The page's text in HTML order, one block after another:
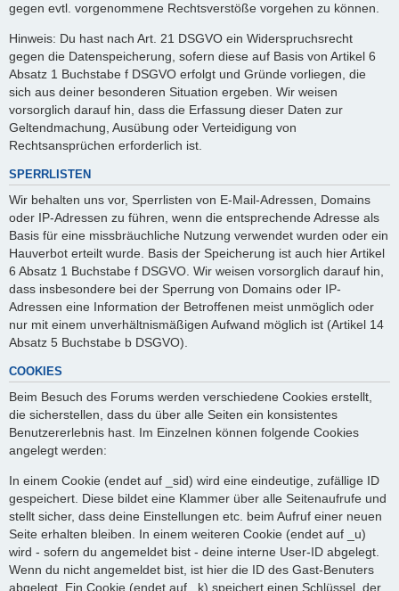
gegen evtl. vorgenommene Rechtsverstöße vorgehen zu können.
Hinweis: Du hast nach Art. 21 DSGVO ein Widerspruchsrecht
gegen die Datenspeicherung, sofern diese auf Basis von Artikel 6
Absatz 1 Buchstabe f DSGVO erfolgt und Gründe vorliegen, die
sich aus deiner besonderen Situation ergeben. Wir weisen
vorsorglich darauf hin, dass die Erfassung dieser Daten zur
Geltendmachung, Ausübung oder Verteidigung von
Rechtsansprüchen erforderlich ist.
SPERRLISTEN
Wir behalten uns vor, Sperrlisten von E-Mail-Adressen, Domains
oder IP-Adressen zu führen, wenn die entsprechende Adresse als
Basis für eine missbräuchliche Nutzung verwendet wurden oder ein
Hauverbot erteilt wurde. Basis der Speicherung ist auch hier Artikel
6 Absatz 1 Buchstabe f DSGVO. Wir weisen vorsorglich darauf hin,
dass insbesondere bei der Sperrung von Domains oder IP-
Adressen eine Information der Betroffenen meist unmöglich oder
nur mit einem unverhältnismäßigen Aufwand möglich ist (Artikel 14
Absatz 5 Buchstabe b DSGVO).
COOKIES
Beim Besuch des Forums werden verschiedene Cookies erstellt,
die sicherstellen, dass du über alle Seiten ein konsistentes
Benutzererlebnis hast. Im Einzelnen können folgende Cookies
angelegt werden:
In einem Cookie (endet auf _sid) wird eine eindeutige, zufällige ID
gespeichert. Diese bildet eine Klammer über alle Seitenaufrufe und
stellt sicher, dass deine Einstellungen etc. beim Aufruf einer neuen
Seite erhalten bleiben. In einem weiteren Cookie (endet auf _u)
wird - sofern du angemeldet bist - deine interne User-ID abgelegt.
Wenn du nicht angemeldet bist, ist hier die ID des Gast-Benuters
abgelegt. Ein Cookie (endet auf _k) speichert einen Schlüssel, der